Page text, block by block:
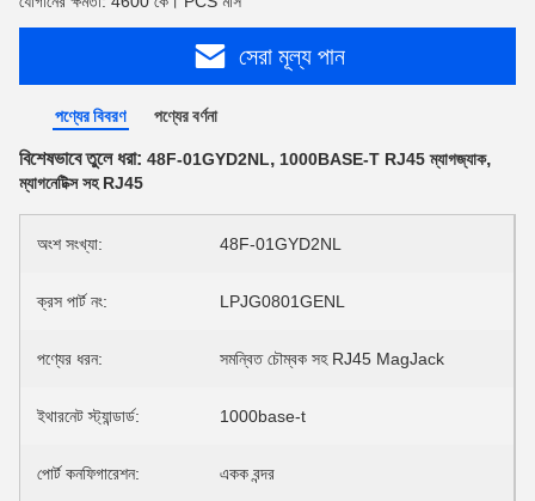
সেরা মূল্য পান
পণ্যের বিবরণ পণ্যের বর্ণনা
বিশেষভাবে তুলে ধরা: 48F-01GYD2NL, 1000BASE-T RJ45 ম্যাগজ্যাক,
ম্যাগনেটিক্স সহ RJ45
অংশ সংখ্যা: 48F-01GYD2NL
ক্রস পার্ট নং: LPJG0801GENL
পণ্যের ধরন: সমন্বিত চৌম্বক সহ RJ45 MagJack
ইথারনেট স্ট্যান্ডার্ড: 1000base-t
পোর্ট কনফিগারেশন: একক বন্দর